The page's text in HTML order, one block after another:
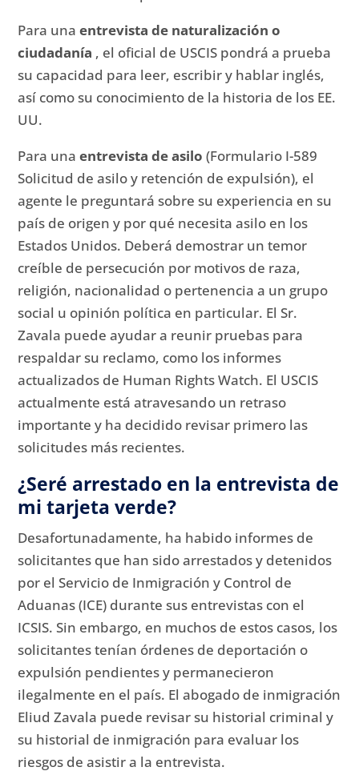
Para unaentrevista de naturalización o
ciudadanía , el oficial de USCIS pondrá a prueba
su capacidad para leer, escribir y hablar inglés,
así como su conocimiento de la historia de los EE.
UU.
Para unaentrevista de asilo (Formulario I-589
Solicitud de asilo y retención de expulsión), el
agente le preguntará sobre su experiencia en su
país de origen y por qué necesita asilo en los
Estados Unidos. Deberá demostrar un temor
creíble de persecución por motivos de raza,
religión, nacionalidad o pertenencia a un grupo
social u opinión política en particular. El Sr.
Zavala puede ayudar a reunir pruebas para
respaldar su reclamo, como los informes
actualizados de Human Rights Watch. El USCIS
actualmente está atravesando un retraso
importante y ha decidido revisar primero las
solicitudes más recientes.
¿Seré arrestado en la entrevista de
mi tarjeta verde?
Desafortunadamente, ha habido informes de
solicitantes que han sido arrestados y detenidos
por el Servicio de Inmigración y Control de
Aduanas (ICE) durante sus entrevistas con el
ICSIS. Sin embargo, en muchos de estos casos, los
solicitantes tenían órdenes de deportación o
expulsión pendientes y permanecieron
ilegalmente en el país. El abogado de inmigración
Eliud Zavala puede revisar su historial criminal y
su historial de inmigración para evaluar los
riesgos de asistir a la entrevista.